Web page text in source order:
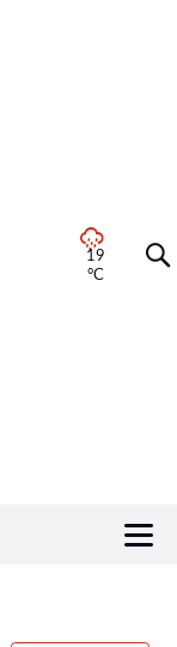
19
°C